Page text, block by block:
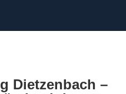
Dietzenbach –